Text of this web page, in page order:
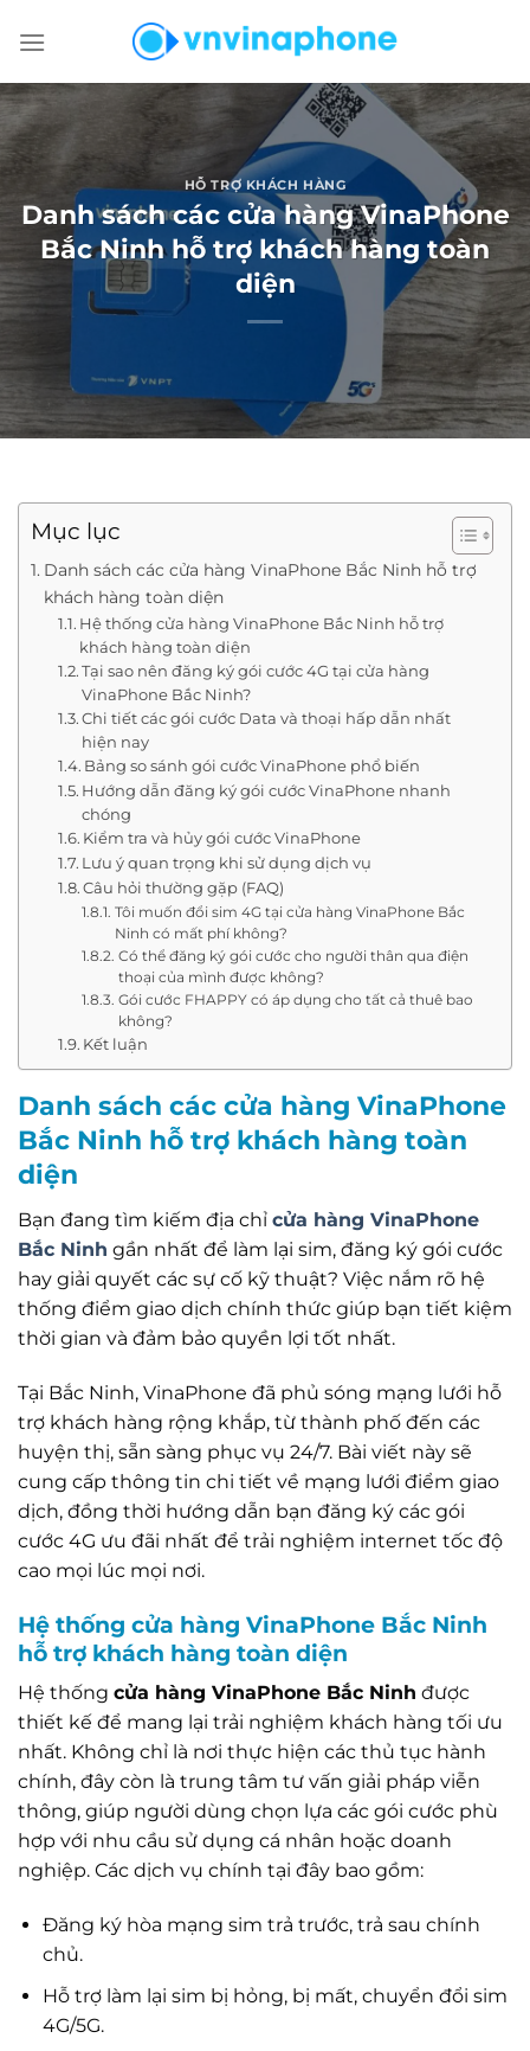
đến
dung
HỖ TRỢ KHÁCH HÀNG
Danh sách các cửa hàng VinaPhone
Bắc Ninh hỗ trợ khách hàng toàn
diện
Mục lục
Danh sách các cửa hàng VinaPhone Bắc Ninh hỗ trợ
khách hàng toàn diện
Hệ thống cửa hàng VinaPhone Bắc Ninh hỗ trợ
khách hàng toàn diện
Tại sao nên đăng ký gói cước 4G tại cửa hàng
VinaPhone Bắc Ninh?
Chi tiết các gói cước Data và thoại hấp dẫn nhất
hiện nay
Bảng so sánh gói cước VinaPhone phổ biến
Hướng dẫn đăng ký gói cước VinaPhone nhanh
chóng
Kiểm tra và hủy gói cước VinaPhone
Lưu ý quan trọng khi sử dụng dịch vụ
Câu hỏi thường gặp (FAQ)
Tôi muốn đổi sim 4G tại cửa hàng VinaPhone Bắc
Ninh có mất phí không?
Có thể đăng ký gói cước cho người thân qua điện
thoại của mình được không?
Gói cước FHAPPY có áp dụng cho tất cả thuê bao
không?
Kết luận
Danh sách các cửa hàng VinaPhone
Bắc Ninh hỗ trợ khách hàng toàn
diện
Bạn đang tìm kiếm địa chỉ cửa hàng VinaPhone
Bắc Ninh gần nhất để làm lại sim, đăng ký gói cước
hay giải quyết các sự cố kỹ thuật? Việc nắm rõ hệ
thống điểm giao dịch chính thức giúp bạn tiết kiệm
thời gian và đảm bảo quyền lợi tốt nhất.
Tại Bắc Ninh, VinaPhone đã phủ sóng mạng lưới hỗ
trợ khách hàng rộng khắp, từ thành phố đến các
huyện thị, sẵn sàng phục vụ 24/7. Bài viết này sẽ
cung cấp thông tin chi tiết về mạng lưới điểm giao
dịch, đồng thời hướng dẫn bạn đăng ký các gói
cước 4G ưu đãi nhất để trải nghiệm internet tốc độ
cao mọi lúc mọi nơi.
Hệ thống cửa hàng VinaPhone Bắc Ninh
hỗ trợ khách hàng toàn diện
Hệ thống cửa hàng VinaPhone Bắc Ninh được
thiết kế để mang lại trải nghiệm khách hàng tối ưu
nhất. Không chỉ là nơi thực hiện các thủ tục hành
chính, đây còn là trung tâm tư vấn giải pháp viễn
thông, giúp người dùng chọn lựa các gói cước phù
hợp với nhu cầu sử dụng cá nhân hoặc doanh
nghiệp. Các dịch vụ chính tại đây bao gồm:
Đăng ký hòa mạng sim trả trước, trả sau chính
chủ.
Hỗ trợ làm lại sim bị hỏng, bị mất, chuyển đổi sim
4G/5G.